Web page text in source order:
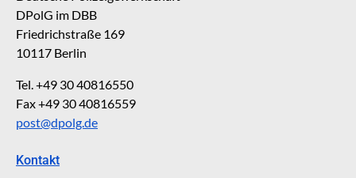
DPolG im DBB
Friedrichstraße 169
10117 Berlin
Tel. +49 30 40816550
Fax +49 30 40816559
post@dpolg.de
Kontakt